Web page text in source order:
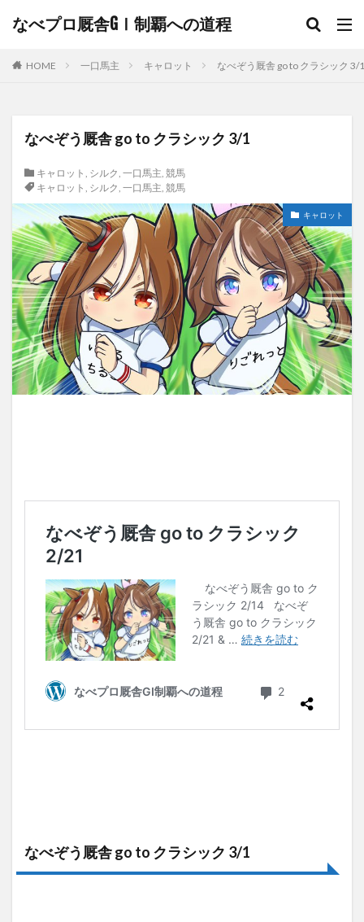
なべプロ厩舎GⅠ制覇への道程
HOME 一口馬主 キャロット なべぞう厩舎 go to クラシック 3/1
なべぞう厩舎 go to クラシック 3/1
キャロット , シルク, 一口馬主, 競馬
キャロット , シルク, 一口馬主, 競馬
キャロット
なべぞう厩舎 go to クラシック 3/1